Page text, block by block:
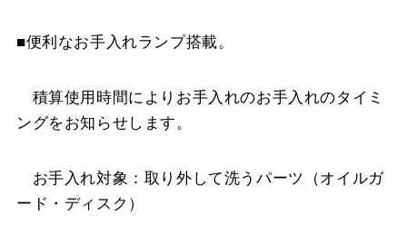
■便利なお手入れランプ搭載。
積算使用時間によりお手入れのお手入れのタイミ
ングをお知らせします。
お手入れ対象：取り外して洗うパーツ（オイルガ
ード・ディスク）